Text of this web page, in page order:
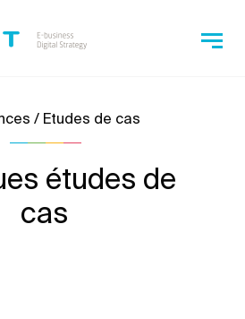
/ Etudes de cas
études de
cas